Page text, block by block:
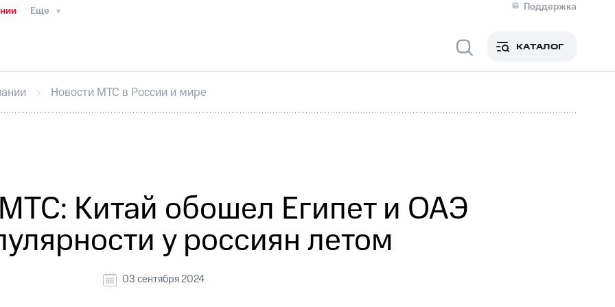
Еще
Поддержка
Медиа-центр
ИнтервьюФинансовая отчетностьКонтактыНовости в регионе
секретарьРаскрытие информации
кабинет акционераАкционерный капиталКонтроль и аудитРынок акций
КАТАЛОГ
Новости МТС в России и мире
Китай обошел Египет и ОАЭ
у россиян летом
03 сентября 2024